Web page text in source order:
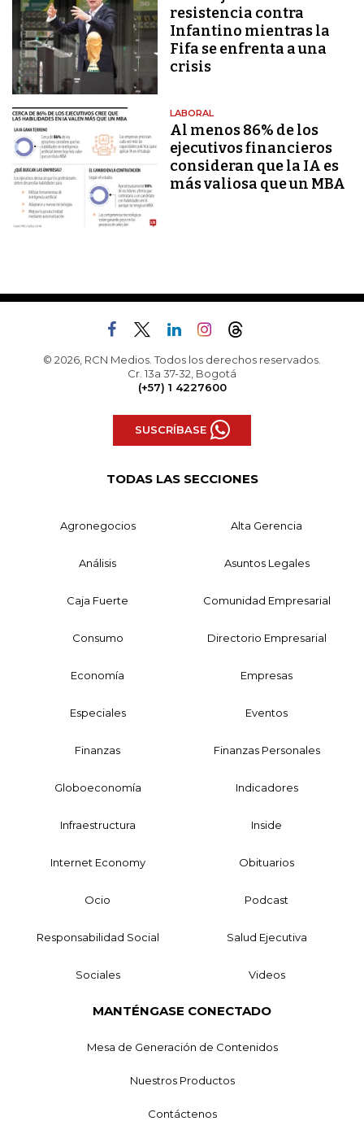
resistencia contra
Infantino mientras la
Fifa se enfrenta a una
crisis
LABORAL
Al menos 86% de los
ejecutivos financieros
consideran que la IA es
más valiosa que un MBA
© 2026, RCN Medios. Todos los derechos reservados.
Cr. 13a 37-32, Bogotá
(+57) 1 4227600
SUSCRÍBASE
TODAS LAS SECCIONES
Agronegocios Alta Gerencia
Análisis Asuntos Legales
Caja Fuerte Comunidad Empresarial
Consumo Directorio Empresarial
Economía Empresas
Especiales Eventos
Finanzas Finanzas Personales
Globoeconomía Indicadores
Infraestructura Inside
Internet Economy Obituarios
Ocio Podcast
Responsabilidad Social Salud Ejecutiva
Sociales Videos
MANTÉNGASE CONECTADO
Mesa de Generación de Contenidos
Nuestros Productos
Contáctenos